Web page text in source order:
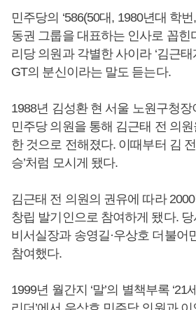
민주당의 ‘586(50대, 1980년대 학
동권 그룹을 대표하는 인사로 꼽힌
리당 의원과 각별한 사이라 ‘김근
GT의 분신이라는 말도 듣는다.
1988년 김성환 현 서울 노원구청장
민주당 의원을 통해 김근태 전 의원
한 것으로 전해졌다. 이때부터 김
승’처럼 모시게 됐다.
김근태 전 의원의 권유에 따라
창립 발기인으로 참여하게 됐다.
비서실장과 송영길·우상호 더불어
참여했다.
1999년 월간지 ‘말’의 별책부록